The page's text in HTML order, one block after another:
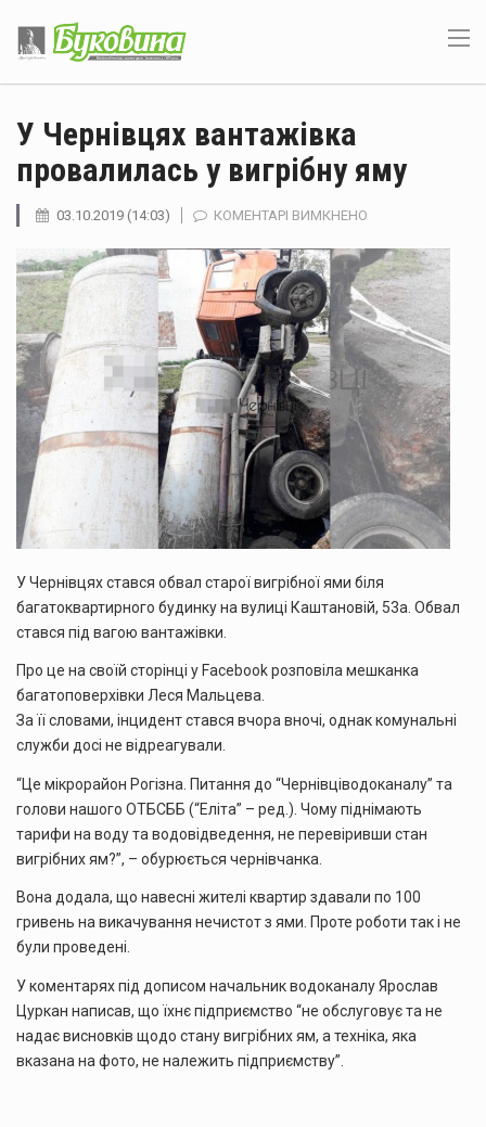
У Чернівцях вантажівка
провалилась у вигрібну яму
03.10.2019 (14:03) КОМЕНТАРІ ВИМКНЕНО
ЧЕРНІВЦЯХ
ВАНТАЖІВКА
ПРОВАЛИЛАСЬ
У
ВИГРІБНУ
ЯМУ
У Чернівцях стався обвал старої вигрібної ями біля
багатоквартирного будинку на вулиці Каштановій, 53а. Обвал
стався під вагою вантажівки.
Про це на своїй сторінці у Facebook розповіла мешканка
багатоповерхівки Леся Мальцева.
За її словами, інцидент стався вчора вночі, однак комунальні
служби досі не відреагували.
“Це мікрорайон Рогізна. Питання до “Чернівціводоканалу” та
голови нашого ОТБСББ (“Еліта” – ред.). Чому піднімають
тарифи на воду та водовідведення, не перевіривши стан
вигрібних ям?”, – обурюється чернівчанка.
Вона додала, що навесні жителі квартир здавали по 100
гривень на викачування нечистот з ями. Проте роботи так і не
були проведені.
У коментарях під дописом начальник водоканалу Ярослав
Цуркан написав, що їхнє підприємство “не обслуговує та не
надає висновків щодо стану вигрібних ям, а техніка, яка
вказана на фото, не належить підприємству”.